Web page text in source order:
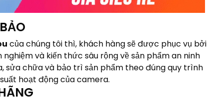
của chúng tôi thì, khách hàng sẽ được phục vụ bởi
và kiến thức sâu rộng về sản phẩm an ninh
sửa chữa và bảo trì sản phẩm theo đúng quy trình
hoạt động của camera.